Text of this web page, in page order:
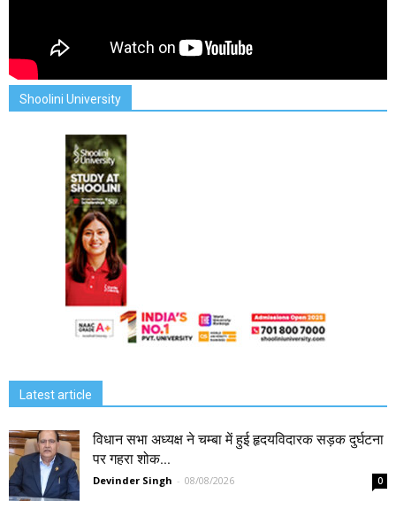
Shoolini University
Latest article
विधान सभा अध्यक्ष ने चम्बा में हुई हृदयविदारक सड़क दुर्घटना
पर गहरा शोक...
Devinder Singh - 08/08/2026 0